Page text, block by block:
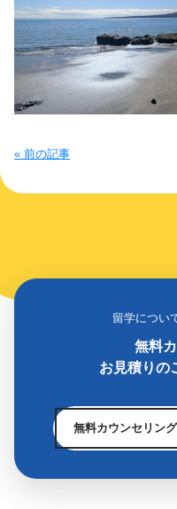
« 前の記事
留学につい
無料
お見積りの
無料カウンセリン